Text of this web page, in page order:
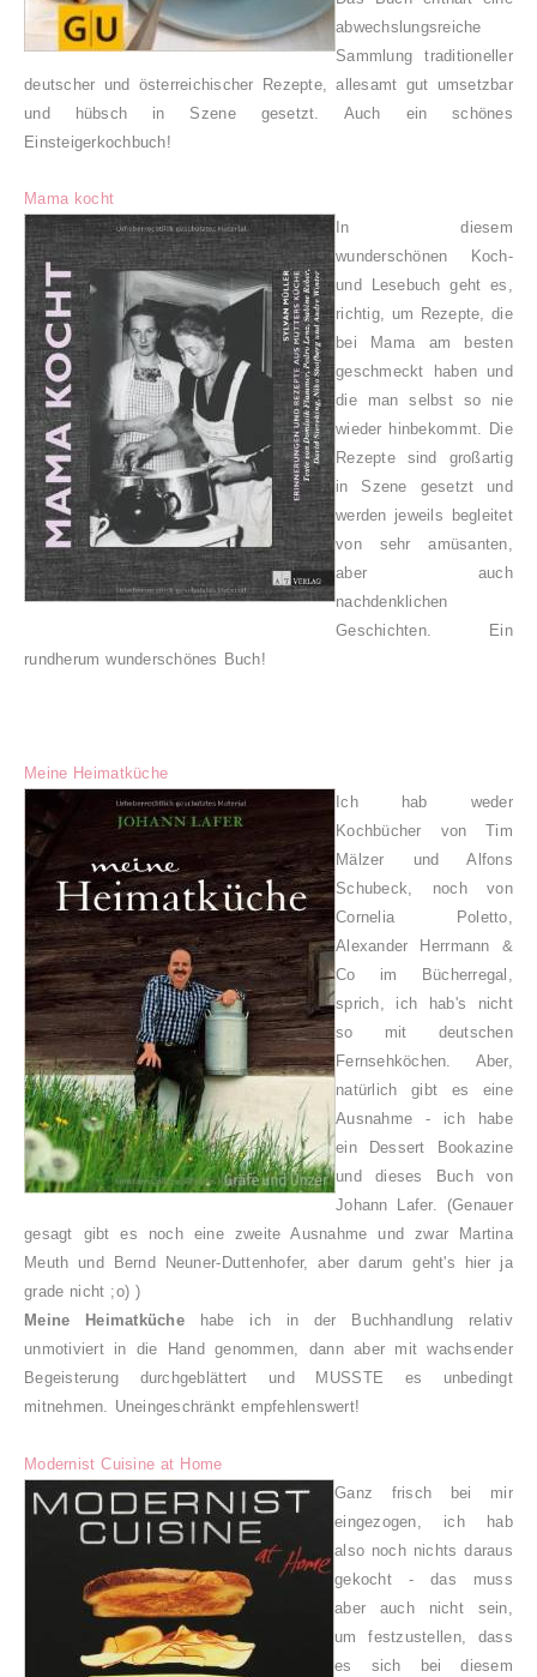
abwechslungsreiche
Sammlung traditioneller
deutscher und österreichischer Rezepte, allesamt gut umsetzbar
und hübsch in Szene gesetzt. Auch ein schönes
Einsteigerkochbuch!
Mama kocht
In diesem
wunderschönen Koch-
und Lesebuch geht es,
richtig, um Rezepte, die
bei Mama am besten
geschmeckt haben und
die man selbst so nie
wieder hinbekommt. Die
Rezepte sind großartig
in Szene gesetzt und
werden jeweils begleitet
von sehr amüsanten,
aber auch
nachdenklichen
Geschichten. Ein
rundherum wunderschönes Buch!
Meine Heimatküche
Ich hab weder
Kochbücher von Tim
Mälzer und Alfons
Schubeck, noch von
Cornelia Poletto,
Alexander Herrmann &
Co im Bücherregal,
sprich, ich hab's nicht
so mit deutschen
Fernsehköchen. Aber,
natürlich gibt es eine
Ausnahme - ich habe
ein Dessert Bookazine
und dieses Buch von
Johann Lafer. (Genauer
gesagt gibt es noch eine zweite Ausnahme und zwar Martina
Meuth und Bernd Neuner-Duttenhofer, aber darum geht's hier ja
grade nicht ;o) )
Meine Heimatküchehabe ich in der Buchhandlung relativ
unmotiviert in die Hand genommen, dann aber mit wachsender
Begeisterung durchgeblättert und MUSSTE es unbedingt
mitnehmen. Uneingeschränkt empfehlenswert!
Modernist Cuisine at Home
Ganz frisch bei mir
eingezogen, ich hab
also noch nichts daraus
gekocht - das muss
aber auch nicht sein,
um festzustellen, dass
es sich bei diesem